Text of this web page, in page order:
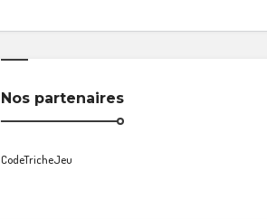
Nos partenaires
CodeTricheJeu